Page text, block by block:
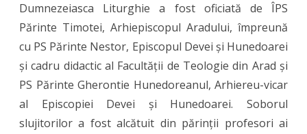
Aradului
Dumnezeiasca Liturghie a fost oficiată de ÎPS
Părinte Timotei, Arhiepiscopul Aradului, împreună
cu PS Părinte Nestor, Episcopul Devei și Hunedoarei
și cadru didactic al Facultății de Teologie din Arad și
PS Părinte Gherontie Hunedoreanul, Arhiereu-vicar
al Episcopiei Devei și Hunedoarei. Soborul
slujitorilor a fost alcătuit din părinții profesori ai